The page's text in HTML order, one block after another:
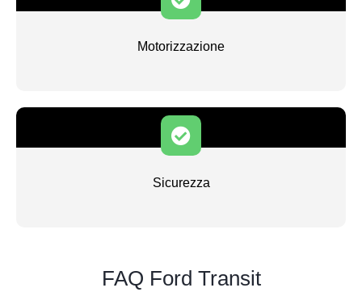
Motorizzazione
Sicurezza
FAQ Ford Transit